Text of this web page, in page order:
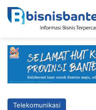
Telekomunikasi